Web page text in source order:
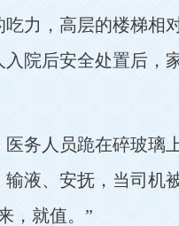
力，高层的楼梯相
院后安全处置后，
务人员跪在碎玻璃
液、安抚，当司机
，就值。”